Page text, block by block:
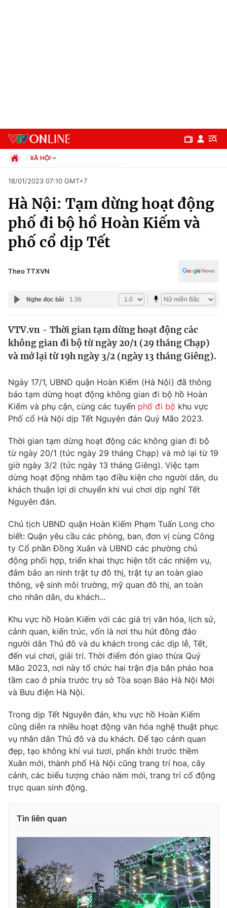
Chuyên mục
Chính trị
Thế giới
Thế giới đó đây
Câu chuyện quốc tế
Kinh tế
Tài chính
Thị trường
Góc doanh nghiệp
Dữ liệu và đời sống
Truyền hình
Phim VTV
Hậu trường
Nhân vật
Giải sao mai
Giải trí
Điện ảnh
Âm nhạc
Sao
Đời sống
Làm đẹp
Chất lượng cuộc sống
Giáo dục
Tuyển sinh
Học trực tuyến
Công nghệ
Hitech Công nghệ tương lai
Sản phẩm
Thị trường
Tư vấn
Giao lưu trực tuyến
Chuyên mục khác
Emagazine Podcast
Photo
Video Shorts video
VTV Money VTV Thể thao
VTV Sức khoẻ
Thị trường 24h
Vươn mình bằng AI
VTV9 VTV8
Liên hệ tòa soạn English
XÃ HỘI
Xã hội
Pháp luật
Kinh tế
Thể thao
Truyền hình
Văn hóa - Giải trí
Giáo dục
18/01/2023 07:10 GMT+7
Hà Nội: Tạm dừng hoạt động
phố đi bộ hồ Hoàn Kiếm và
phố cổ dịp Tết
Theo TTXVN
Nghe đọc bài 1:36
VTV.vn - Thời gian tạm dừng hoạt động các
không gian đi bộ từ ngày 20/1 (29 tháng Chạp)
và mở lại từ 19h ngày 3/2 (ngày 13 tháng Giêng).
Ngày 17/1, UBND quận Hoàn Kiếm (Hà Nội) đã thông
báo tạm dừng hoạt động không gian đi bộ hồ Hoàn
Kiếm và phụ cận, cùng các tuyến phố đi bộ khu vực
Phố cổ Hà Nội dịp Tết Nguyên đán Quý Mão 2023.
Thời gian tạm dừng hoạt động các không gian đi bộ
từ ngày 20/1 (tức ngày 29 tháng Chạp) và mở lại từ 19
giờ ngày 3/2 (tức ngày 13 tháng Giêng). Việc tạm
dừng hoạt động nhằm tạo điều kiện cho người dân, du
khách thuận lợi di chuyển khi vui chơi dịp nghỉ Tết
Nguyên đán.
Chủ tịch UBND quận Hoàn Kiếm Phạm Tuấn Long cho
biết: Quận yêu cầu các phòng, ban, đơn vị cùng Công
ty Cổ phần Đồng Xuân và UBND các phường chủ
động phối hợp, triển khai thực hiện tốt các nhiệm vụ,
đảm bảo an ninh trật tự đô thị, trật tự an toàn giao
thông, vệ sinh môi trường, mỹ quan đô thị, an toàn
cho nhân dân, du khách...
Khu vực hồ Hoàn Kiếm với các giá trị văn hóa, lịch sử,
cảnh quan, kiến trúc, vốn là nơi thu hút đông đảo
người dân Thủ đô và du khách trong các dịp lễ, Tết,
đến vui chơi, giải trí. Thời điểm đón giao thừa Quý
Mão 2023, nơi này tổ chức hai trận địa bắn pháo hoa
tầm cao ở phía trước trụ sở Tòa soạn Báo Hà Nội Mới
và Bưu điện Hà Nội.
Trong dịp Tết Nguyên đán, khu vực hồ Hoàn Kiếm
cũng diễn ra nhiều hoạt động văn hóa nghệ thuật phục
vụ nhân dân Thủ đô và du khách. Để tạo cảnh quan
đẹp, tạo không khí vui tươi, phấn khởi trước thềm
Xuân mới, thành phố Hà Nội cũng trang trí hoa, cây
cảnh, các biểu tượng chào năm mới, trang trí cổ động
trực quan sinh động.
Tin liên quan